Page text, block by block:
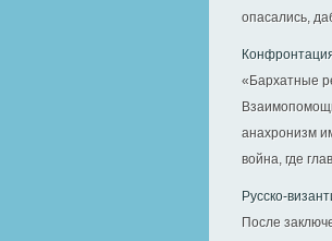
опасались,
«Бархатные
анахронизм
война, где
Русско-
После